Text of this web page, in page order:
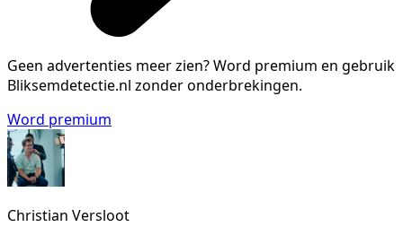
Geen advertenties meer zien?Word premium en gebruik
Bliksemdetectie.nl zonder onderbrekingen.
Word premium
Christian Versloot